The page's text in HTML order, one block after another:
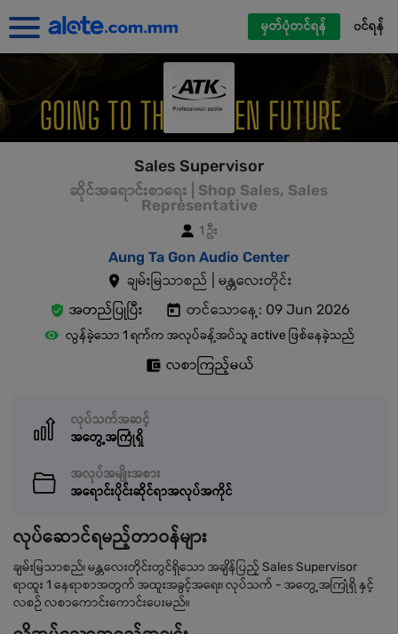
မှတ်ပုံတင်ရန် ၀င်ရန်
Sales Supervisor
ဆိုင်အရောင်းစာရေး | Shop Sales, Sales
Representative
1 ဦး
Aung Ta Gon Audio Center
ချမ်းမြသာစည် | မန္တလေးတိုင်း
အတည်ပြုပြီး
တင်သောနေ့: 09 Jun 2026
လွန်ခဲ့သော 1 ရက်က အလုပ်ခန့်အပ်သူ active ဖြစ်နေခဲ့သည်
လစာကြည့်မယ်
လုပ်သက်အဆင့်
အတွေ့အကြုံရှိ
အလုပ်အမျိုးအစား
အရောင်းပိုင်းဆိုင်ရာအလုပ်အကိုင်
လုပ်ဆောင်ရမည့်တာဝန်များ
ချမ်းမြသာစည်၊ မန္တလေးတိုင်းတွင်ရှိသော အချိန်ပြည့် Sales Supervisor
ရာထူး 1 နေရာစာအတွက် အထူးအခွင့်အရေး၊ လုပ်သက် - အတွေ့အကြုံရှိ နှင့်
လစဉ် လစာကောင်းကောင်းပေးမည်။